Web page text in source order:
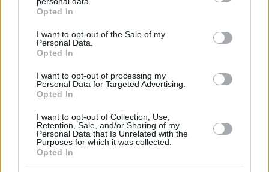
grant or deny consent to Google and its third-party tags to
use your data for below specified purposes in below Google
consent section.
Opted In
I want to opt-out of the Sale of my
Personal Data.
Opted In
I want to opt-out of processing my
Personal Data for Targeted Advertising.
Opted In
I want to opt-out of Collection, Use,
Retention, Sale, and/or Sharing of my
Personal Data that Is Unrelated with the
Purposes for which it was collected.
Opted In
του χρόνια ο πατέρας του, Χόρχε -
Υπήρξε ο μέντορας και ατζέντης του
μέχρι την τελευταία στιγμή
08.08.2026, 16:05
Βίντεο: Μεθυσμένη σκότωσε νύφη
λίγες ώρες μετά τον γάμο της και στο
τμήμα ζητούσε κλαίγοντας τον πατέρα